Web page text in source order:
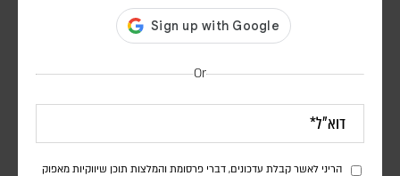
Or
הריני לאשר קבלת עדכונים, דברי פרסומת והמלצות תוכן שיווקיות מאפוק
צוות מגזין אפוק
מפיצוץ במבנה בדרום לבנון. ארבעה לוחמים נוספים נפצעו באורח קשה